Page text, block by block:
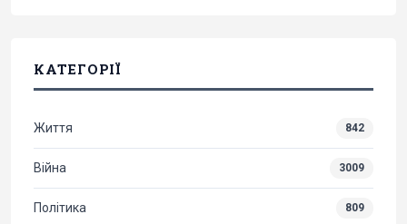
КАТЕГОРІЇ
Життя 842
Війна 3009
Політика 809